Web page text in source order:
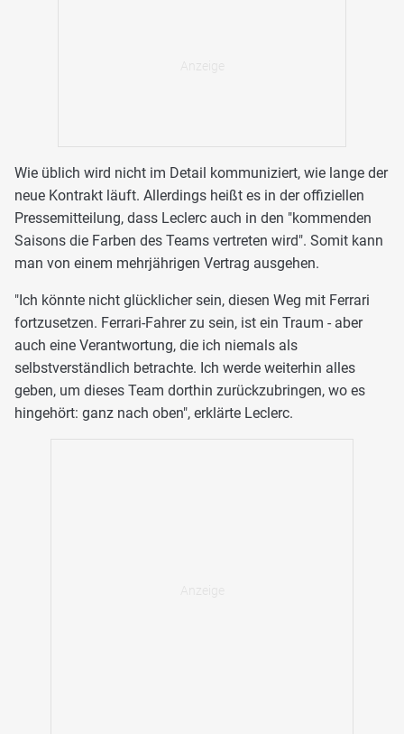
Wie üblich wird nicht im Detail kommuniziert, wie lange der
neue Kontrakt läuft. Allerdings heißt es in der offiziellen
Pressemitteilung, dass Leclerc auch in den "kommenden
Saisons die Farben des Teams vertreten wird". Somit kann
man von einem mehrjährigen Vertrag ausgehen.
"Ich könnte nicht glücklicher sein, diesen Weg mit Ferrari
fortzusetzen. Ferrari-Fahrer zu sein, ist ein Traum - aber
auch eine Verantwortung, die ich niemals als
selbstverständlich betrachte. Ich werde weiterhin alles
geben, um dieses Team dorthin zurückzubringen, wo es
hingehört: ganz nach oben", erklärte Leclerc.